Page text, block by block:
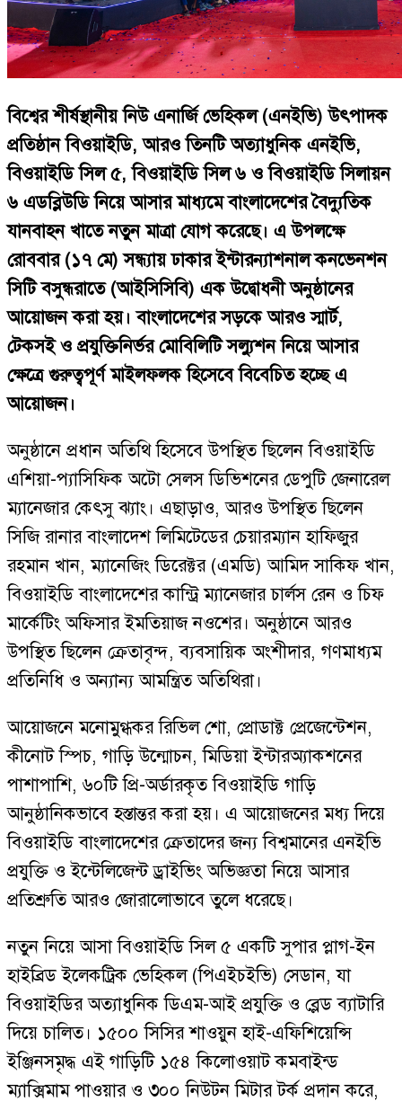
বিশ্বের শীর্ষস্থানীয় নিউ এনার্জি ভেহিকল (এনইভি) উৎপাদক
প্রতিষ্ঠান বিওয়াইডি, আরও তিনটি অত্যাধুনিক এনইভি,
বিওয়াইডি সিল ৫, বিওয়াইডি সিল ৬ ও বিওয়াইডি সিলায়ন
৬ এডব্লিউডি নিয়ে আসার মাধ্যমে বাংলাদেশের বৈদ্যুতিক
যানবাহন খাতে নতুন মাত্রা যোগ করেছে। এ উপলক্ষে
রোববার (১৭ মে) সন্ধ্যায় ঢাকার ইন্টারন্যাশনাল কনভেনশন
সিটি বসুন্ধরাতে (আইসিসিবি) এক উদ্বোধনী অনুষ্ঠানের
আয়োজন করা হয়। বাংলাদেশের সড়কে আরও স্মার্ট,
টেকসই ও প্রযুক্তিনির্ভর মোবিলিটি সল্যুশন নিয়ে আসার
ক্ষেত্রে গুরুত্বপূর্ণ মাইলফলক হিসেবে বিবেচিত হচ্ছে এ
আয়োজন।
অনুষ্ঠানে প্রধান অতিথি হিসেবে উপস্থিত ছিলেন বিওয়াইডি
এশিয়া-প্যাসিফিক অটো সেলস ডিভিশনের ডেপুটি জেনারেল
ম্যানেজার কেৎসু ঝ্যাং। এছাড়াও, আরও উপস্থিত ছিলেন
সিজি রানার বাংলাদেশ লিমিটেডের চেয়ারম্যান হাফিজুর
রহমান খান, ম্যানেজিং ডিরেক্টর (এমডি) আমিদ সাকিফ খান,
বিওয়াইডি বাংলাদেশের কান্ট্রি ম্যানেজার চার্লস রেন ও চিফ
মার্কেটিং অফিসার ইমতিয়াজ নওশের। অনুষ্ঠানে আরও
উপস্থিত ছিলেন ক্রেতাবৃন্দ, ব্যবসায়িক অংশীদার, গণমাধ্যম
প্রতিনিধি ও অন্যান্য আমন্ত্রিত অতিথিরা।
আয়োজনে মনোমুগ্ধকর রিভিল শো, প্রোডাক্ট প্রেজেন্টেশন,
কীনোট স্পিচ, গাড়ি উন্মোচন, মিডিয়া ইন্টারঅ্যাকশনের
পাশাপাশি, ৬০টি প্রি-অর্ডারকৃত বিওয়াইডি গাড়ি
আনুষ্ঠানিকভাবে হস্তান্তর করা হয়। এ আয়োজনের মধ্য দিয়ে
বিওয়াইডি বাংলাদেশের ক্রেতাদের জন্য বিশ্বমানের এনইভি
প্রযুক্তি ও ইন্টেলিজেন্ট ড্রাইভিং অভিজ্ঞতা নিয়ে আসার
প্রতিশ্রুতি আরও জোরালোভাবে তুলে ধরেছে।
নতুন নিয়ে আসা বিওয়াইডি সিল ৫ একটি সুপার প্লাগ-ইন
হাইব্রিড ইলেকট্রিক ভেহিকল (পিএইচইভি) সেডান, যা
বিওয়াইডির অত্যাধুনিক ডিএম-আই প্রযুক্তি ও ব্লেড ব্যাটারি
দিয়ে চালিত। ১৫০০ সিসির শাওয়ুন হাই-এফিশিয়েন্সি
ইঞ্জিনসমৃদ্ধ এই গাড়িটি ১৫৪ কিলোওয়াট কমবাইন্ড
ম্যাক্সিমাম পাওয়ার ও ৩০০ নিউটন মিটার টর্ক প্রদান করে,